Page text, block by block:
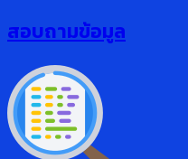
สอบถามข้อมูล